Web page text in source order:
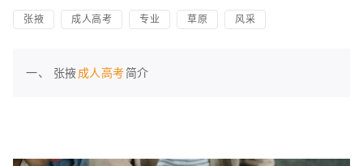
张掖 成人高考 专业 草原 风采
一、 张掖成人高考简介